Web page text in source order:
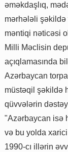
əməkdaşlıq,
mərhələli şəkildə
məntiqi nəticəsi
Milli Məclisin
açıqlamasında
Azərbaycan
müstəqil şəkildə
qüvvələrin
"Azərbaycan isə
və bu yolda
1990-cı illərin